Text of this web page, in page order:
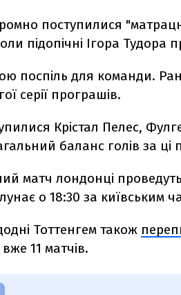
поступилися
підопічні Ігора Тудора
поспіль для команди.
серії програшів.
Крістал Пелес,
баланс голів за ці
матч лондонці
о 18:30 за київським
Тоттенгем також
11 матчів.